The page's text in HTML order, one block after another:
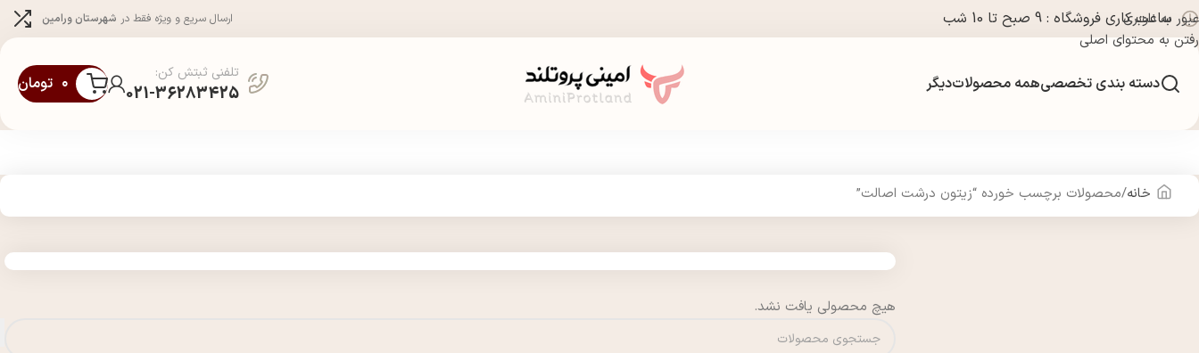
عبور به ناوبری
رفتن به محتوای اصلی
ساعت کاری فروشگاه : 9 صبح تا 10 شب ارسال سریع و ویژه فقط در شهرستان ورامین
دسته بندی تخصصیهمه محصولاتدیگر
تلفنی ثبتش کن:
021-36283425 ۰ تومان
خانه محصولات برچسب خورده “زيتون درشت اصالت”
هیچ محصولی یافت نشد.